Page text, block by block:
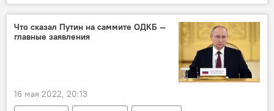
Россия
Украина
ОДКБ
Станислав Зась
Что сказал Путин на саммите ОДКБ —
главные заявления
16 мая 2022, 20:13